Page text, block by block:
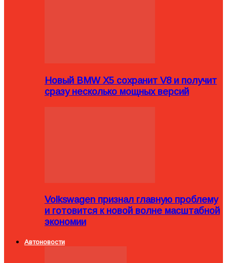
Новый BMW X5 сохранит V8 и получит
сразу несколько мощных версий
Volkswagen признал главную проблему
и готовится к новой волне масштабной
экономии
Автоновости